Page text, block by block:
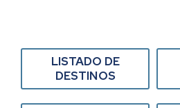
LISTADO DE
DESTINOS